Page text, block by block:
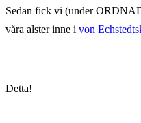
Sedan fick vi (under
våra alster inne i von
Detta!